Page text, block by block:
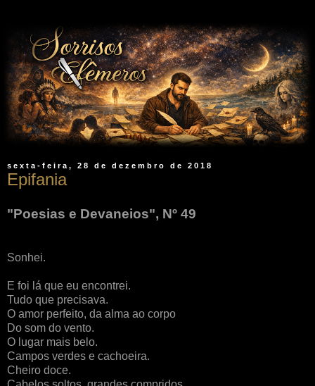
sexta-feira, 28 de dezembro de 2018
Epifania
"Poesias e Devaneios", Nº 49
Sonhei.
E foi lá que eu encontrei.
Tudo que precisava.
O amor perfeito, da alma ao corpo
Do som do vento.
O lugar mais belo.
Campos verdes e cachoeira.
Cheiro doce.